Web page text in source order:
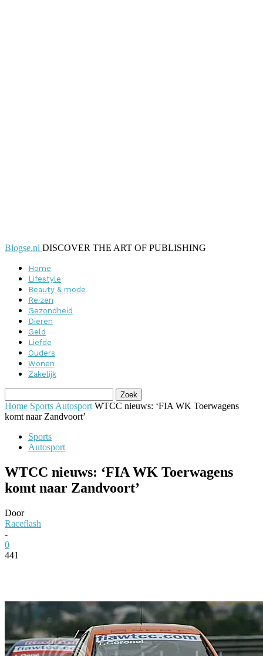
Blogse.nl DISCOVER THE ART OF PUBLISHING
Home
Lifestyle
Beauty & mode
Reizen
Gezondheid
Dieren
Geld
Liefde
Ouders
Wonen
Zakelijk
Home Sports Autosport WTCC nieuws: ‘FIA WK Toerwagens
komt naar Zandvoort’
Sports
Autosport
WTCC nieuws: ‘FIA WK Toerwagens
komt naar Zandvoort’
Door
Raceflash
-
0
441